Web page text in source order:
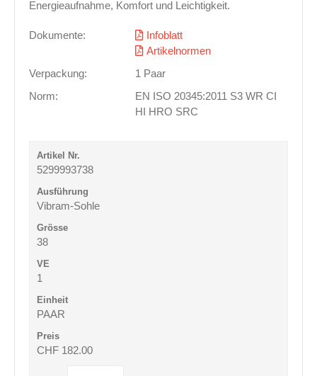
Energieaufnahme, Komfort und Leichtigkeit.
Dokumente:
Infoblatt
Artikelnormen
Verpackung:
1 Paar
Norm:
EN ISO 20345:2011 S3 WR CI
HI HRO SRC
5299993738
Vibram-Sohle
38
1
PAAR
CHF 182.00